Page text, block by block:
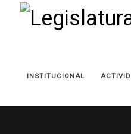
INSTITUCIONAL